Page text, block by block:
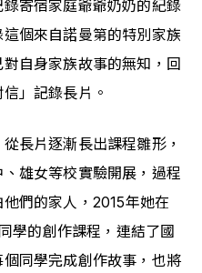
寄宿家庭爺爺奶奶的紀錄
個來自諾曼第的特別家族
自身家族故事的無知，回
」記錄長片。
長片逐漸長出課程雛形，
雄女等校實驗開展，過程
們的家人，2015年她在
學的創作課程，連結了國
同學完成創作故事，也將